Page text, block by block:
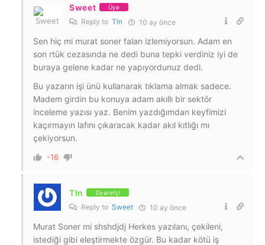
Sweet Üye
Reply to Tln 10 ay önce
Sen hiç mi murat soner falan izlemiyorsun. Adam en
son rtük cezasında ne dedi buna tepki verdiniz iyi de
buraya gelene kadar ne yapıyordunuz dedi.
Bu yazarın işi ünü kullanarak tıklama almak sadece.
Madem girdin bu konuya adam akıllı bir sektör
inceleme yazısı yaz. Benim yazdığımdan keyfimizi
kaçırmayın lafını çıkaracak kadar akıl kıtlığı mı
çekiyorsun.
-16
Tln Ziyaretçi
Reply to Sweet 10 ay önce
Murat Soner mi shshdjdj Herkes yazılanı, çekileni,
istediği gibi eleştirmekte özgür. Bu kadar kötü iş